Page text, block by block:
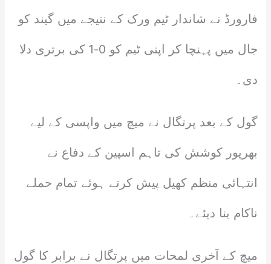
فارورڈ نے شاندار ٹیم ورک کے نتیجے میں گیند کو
جال میں پہنچا کر اپنی ٹیم کو 0-1 کی برتری دلا
دی۔
گول کے بعد پرتگال نے میچ میں واپسی کے لیے
بھرپور کوشش کی تاہم اسپین کے دفاع نے
انتہائی منظم کھیل پیش کرتے ہوئے تمام حملے
ناکام بنا دیئے۔
میچ کے آخری لمحات میں پرتگال نے برابر کا گول